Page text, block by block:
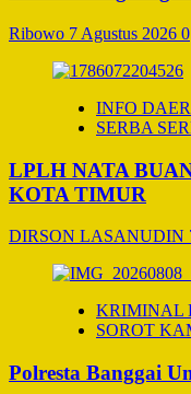
Ribowo 7 Agustus 2026 0
INFO
SERBA
LPLH NATA
KOTA TIMUR
DIRSON LASANUDIN
KRIMINAL
SOROT
Polresta Banggai